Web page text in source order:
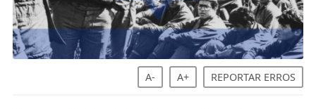
A- A+ REPORTAR ERROS